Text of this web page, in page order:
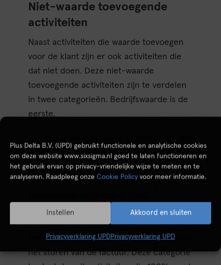
Plus Delta B.V. (UPD) gebruikt functionele en analytische cookies
om deze website www.sixsigma.nl goed te laten functioneren en
het gebruik ervan op privacy-vriendelijke wijze te meten en te
analyseren. Raadpleeg onze Cookie Policy voor meer informatie.
Akkoord en sluiten
Instellen
Privacyverklaring UPDPrivacyverklaring UPD
Niet-waarde toevoegende
activiteiten
Naast activiteiten die waarde toevoegen
voor de klant zijn er ook activiteiten die
dat niet doen. Deze niet-waarde
toevoegende activiteiten zijn te verdelen
in twee categorieën. Bedrijfswaarde is de
eerste.
activiteiten die noodzakelijk zijn voor het
functioneren van de praktijk. Om die
reden noemen we ze ook wel organisatie-
bijvoorbeeld aan wet- en regelgeving, het
inkopen van medicatie en instrumenten,
het uitvoeren van marketingactiviteiten en
het sturen van de factuur. Deze categorie